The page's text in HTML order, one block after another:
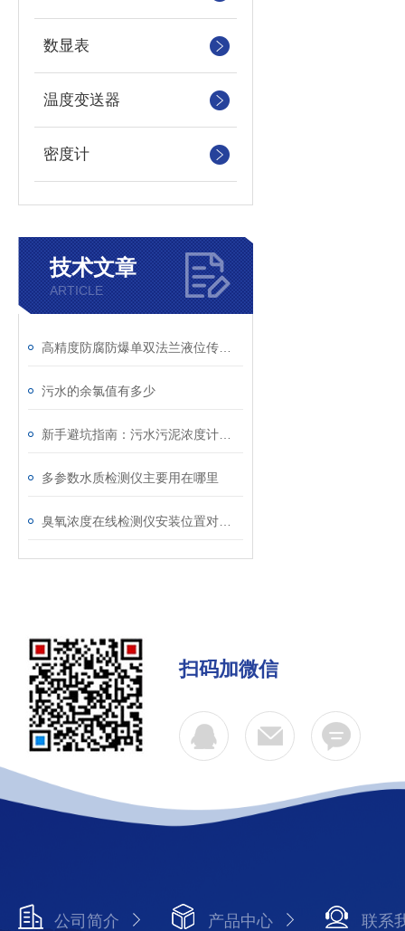
数显表
温度变送器
密度计
技术文章
ARTICLE
污水的余氯值有多少
多参数水质检测仪主要用在哪里
扫码加微信
公司简介 产品中心 联系